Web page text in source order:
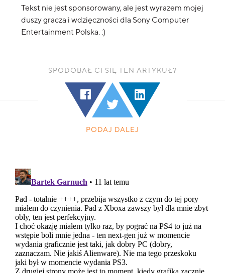
Tekst nie jest sponsorowany, ale jest wyrazem mojej
duszy gracza i wdzięczności dla Sony Computer
Entertainment Polska. :)
SPODOBAŁ CI SIĘ TEN ARTYKUŁ?
PODAJ DALEJ